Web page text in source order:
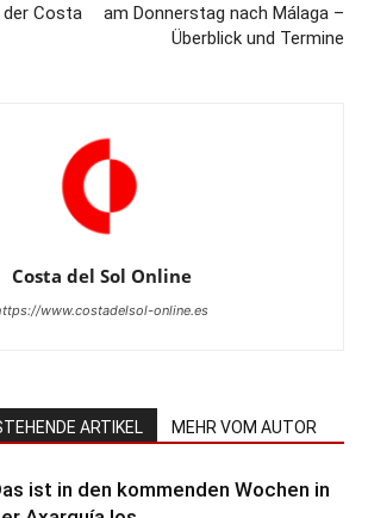
Costa
am Donnerstag nach Málaga –
Überblick und Termine
Costa del Sol Online
www.costadelsol-online.es
ARTIKEL MEHR VOM AUTOR
ist in den kommenden Wochen in